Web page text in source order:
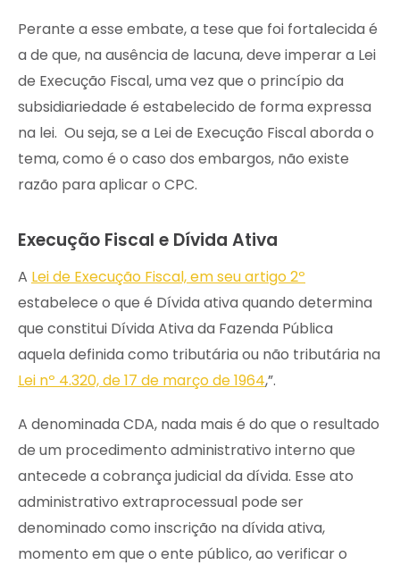
Perante a esse embate, a tese que foi fortalecida é
a de que, na ausência de lacuna, deve imperar a Lei
de Execução Fiscal, uma vez que o princípio da
subsidiariedade é estabelecido de forma expressa
na lei. Ou seja, se a Lei de Execução Fiscal aborda o
tema, como é o caso dos embargos, não existe
razão para aplicar o CPC.
Execução Fiscal e Dívida Ativa
A Lei de Execução Fiscal, em seu artigo 2º
estabelece o que é Dívida ativa quando determina
que constitui Dívida Ativa da Fazenda Pública
aquela definida como tributária ou não tributária na
Lei nº 4.320, de 17 de março de 1964,”.
A denominada CDA, nada mais é do que o resultado
de um procedimento administrativo interno que
antecede a cobrança judicial da dívida. Esse ato
administrativo extraprocessual pode ser
denominado como inscrição na dívida ativa,
momento em que o ente público, ao verificar o